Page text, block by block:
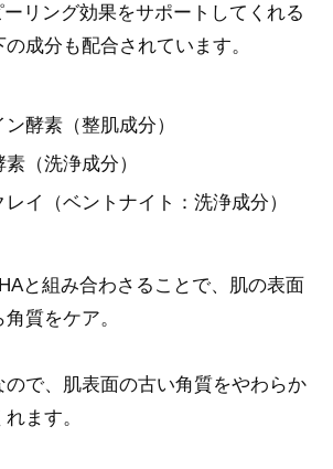
リング効果をサポートしてくれる
成分も配合されています。
酵素（整肌成分）
（洗浄成分）
レイ（ベントナイト：洗浄成分）
と組み合わさることで、肌の表面
質をケア。
ので、肌表面の古い角質をやわらか
ます。